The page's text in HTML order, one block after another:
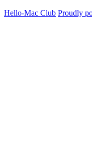
Hello-Mac Club Proudly